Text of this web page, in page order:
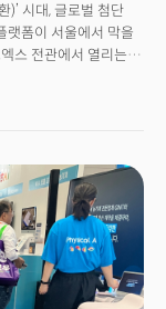
)’ 시대, 글로벌 첨단
랫폼이 서울에서 막을
스 전관에서 열리는
.이번 행사의 차별점은
류체인 전반을 하나로
순한 기술 시연을
과 비즈니스 트렌드를